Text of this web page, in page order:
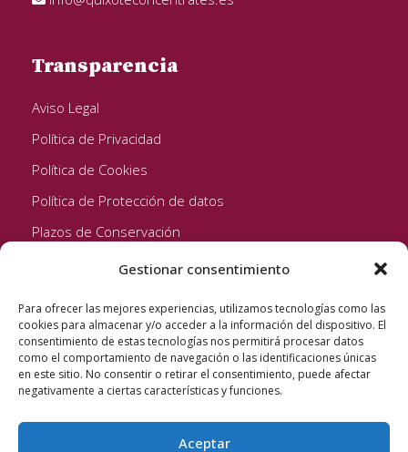
Gestionar consentimiento
Para ofrecer las mejores experiencias, utilizamos tecnologías como las
cookies para almacenar y/o acceder a la información del dispositivo. El
consentimiento de estas tecnologías nos permitirá procesar datos
como el comportamiento de navegación o las identificaciones únicas
en este sitio. No consentir o retirar el consentimiento, puede afectar
negativamente a ciertas características y funciones.
Aceptar
Transparencia
Aviso Legal
Política de Privacidad
Política de Cookies
Política de Protección de datos
Plazos de Conservación
Seguinos!
Quixote Concentrates S.L. 2022 © Reservados todos los